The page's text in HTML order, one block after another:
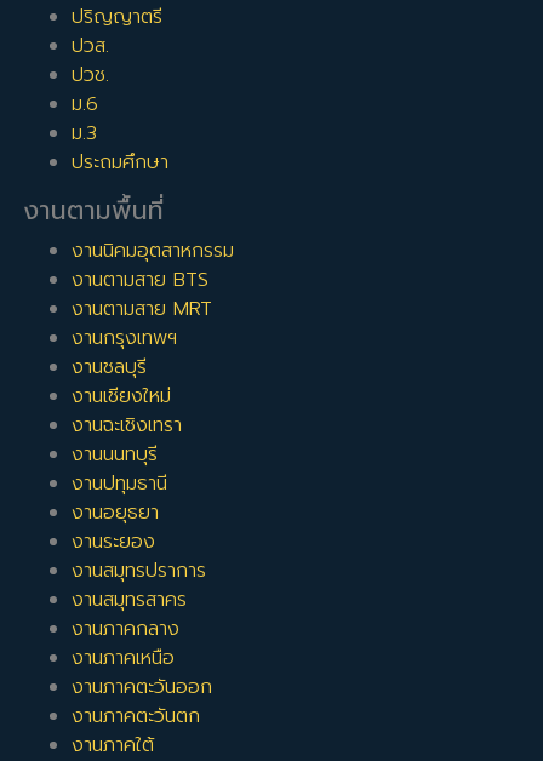
ปริญญาตรี
ปวส.
ปวช.
ม.6
ม.3
ประถมศึกษา
งานตามพื้นที่
งานนิคมอุตสาหกรรม
งานตามสาย BTS
งานตามสาย MRT
งานกรุงเทพฯ
งานชลบุรี
งานเชียงใหม่
งานฉะเชิงเทรา
งานนนทบุรี
งานปทุมธานี
งานอยุธยา
งานระยอง
งานสมุทรปราการ
งานสมุทรสาคร
งานภาคกลาง
งานภาคเหนือ
งานภาคตะวันออก
งานภาคตะวันตก
งานภาคใต้